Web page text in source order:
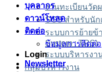
งานทะเบียนวัด
SGS สำหรับนัก
ระบบการย้ายข้
System : TRS)
ระบบบริหารงา
กลุ่มบริหารงาน
บุคลากร
ดาวน์โหลด
ติดต่อ
ข้อมูลการติดต่อ
Login
Newsletter